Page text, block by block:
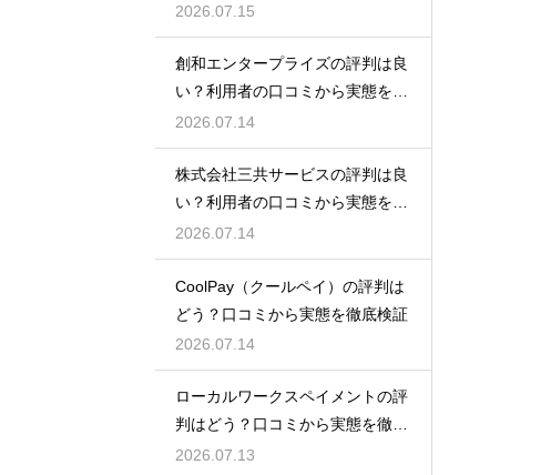
2026.07.15
創和エンタープライズの評判は良
い？利用者の口コミから実態を徹
底解説
2026.07.14
株式会社三共サービスの評判は良
い？利用者の口コミから実態を徹
底解説
2026.07.14
CoolPay（クールペイ）の評判は
どう？口コミから実態を徹底検証
2026.07.14
ローカルワークスペイメントの評
判はどう？口コミから実態を徹底
検証！
2026.07.13